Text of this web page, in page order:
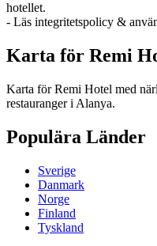
hotellet.
- Läs integritetspolicy &
Karta för Remi
Karta för Remi Hotel med
restauranger i Alanya.
Populära Länder
Sverige
Danmark
Norge
Finland
Tyskland